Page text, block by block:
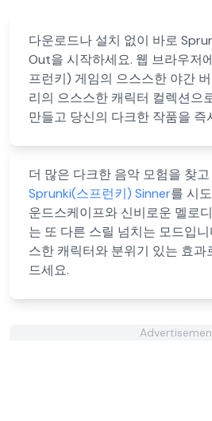
다운로드나 설치 없이 바로
Out을 시작하세요. 웹 브라우저
프런키) 게임의 으스스한 야간
리의 으스스한 캐릭터 컬렉션으
만들고 당신의 다크한 작품을 즉
더 많은 다크한 음악 모험을 찾
Sprunki(스프런키) Sinner를 시
운드스케이프와 신비로운 멜로
는 또 다른 스릴 넘치는 모드입
스한 캐릭터와 분위기 있는 효과
드세요.